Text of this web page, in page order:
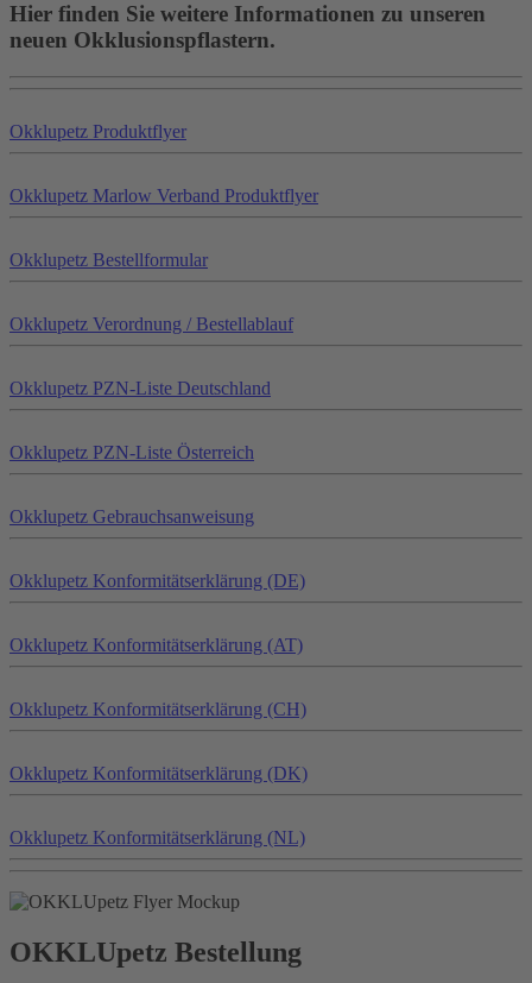
Hier finden Sie weitere Informationen zu unseren
neuen Okklusionspflastern.
Okklupetz Produktflyer
Okklupetz Marlow Verband Produktflyer
Okklupetz Bestellformular
Okklupetz Verordnung / Bestellablauf
Okklupetz PZN-Liste Deutschland
Okklupetz PZN-Liste Österreich
Okklupetz Gebrauchsanweisung
Okklupetz Konformitätserklärung (DE)
Okklupetz Konformitätserklärung (AT)
Okklupetz Konformitätserklärung (CH)
Okklupetz Konformitätserklärung (DK)
Okklupetz Konformitätserklärung (NL)
OKKLUpetz Bestellung